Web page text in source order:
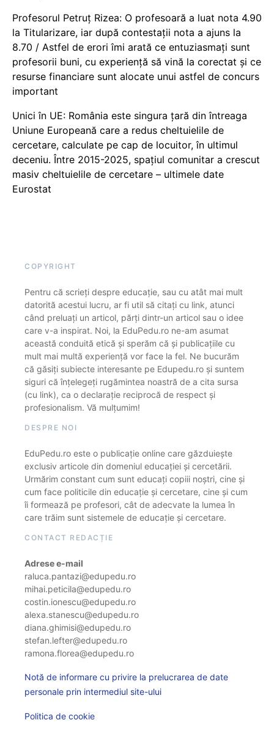
Profesorul Petruț Rizea: O profesoară a luat nota 4.90
la Titularizare, iar după contestații nota a ajuns la
8.70 / Astfel de erori îmi arată ce entuziasmați sunt
profesorii buni, cu experiență să vină la corectat și ce
resurse financiare sunt alocate unui astfel de concurs
important
Unici în UE: România este singura țară din întreaga
Uniune Europeană care a redus cheltuielile de
cercetare, calculate pe cap de locuitor, în ultimul
deceniu. Între 2015-2025, spațiul comunitar a crescut
masiv cheltuielile de cercetare – ultimele date
Eurostat
COPYRIGHT
Pentru că scrieți despre educație, sau cu atât mai mult
datorită acestui lucru, ar fi util să citați cu link, atunci
când preluați un articol, părți dintr-un articol sau o idee
care v-a inspirat. Noi, la EduPedu.ro ne-am asumat
această conduită etică și sperăm că și publicațiile cu
mult mai multă experiență vor face la fel. Ne bucurăm
că găsiți subiecte interesante pe Edupedu.ro și suntem
siguri că înțelegeți rugămintea noastră de a cita sursa
(cu link), ca o declarație reciprocă de respect și
profesionalism. Vă mulțumim!
DESPRE NOI
EduPedu.ro este o publicație online care găzduiește
exclusiv articole din domeniul educației și cercetării.
Urmărim constant cum sunt educați copiii noștri, cine și
cum face politicile din educație și cercetare, cine și cum
îi formează pe profesori, cât de adecvate la lumea în
care trăim sunt sistemele de educație și cercetare.
CONTACT REDACȚIE
Adrese e-mail
raluca.pantazi@edupedu.ro
mihai.peticila@edupedu.ro
costin.ionescu@edupedu.ro
alexa.stanescu@edupedu.ro
diana.ghimisi@edupedu.ro
stefan.lefter@edupedu.ro
ramona.florea@edupedu.ro
Notă de informare cu privire la prelucrarea de date
personale prin intermediul site-ului
Politica de cookie